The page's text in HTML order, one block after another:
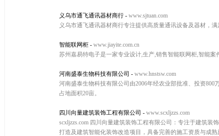
义乌市通飞通讯器材商行 - www.sjtuan.com
义乌市通飞通讯器材商行专注提供高质量通讯设备及器材，
智能联网柜 - www.jiayite.com.cn
苏州嘉易特电子是一家专业设计,生产,销售智能联网柜,智能
河南盛泰生物科技有限公司 - www.hnstsw.com
河南盛泰生物科技有限公司由2006年经农业部批准、投资
占地面积20亩。
四川向量建筑装饰工程有限公司 - www.scxljzzs.com
scxljzzs.com 四川向量建筑装饰工程有限公司：专注于建筑
打造及建筑智能化装饰改造项目，具备完善的施工资质与成